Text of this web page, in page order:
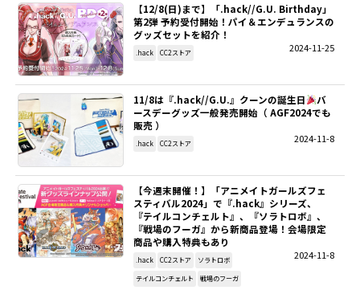
【12/8(日)まで】「.hack//G.U. Birthday」
第2弾 予約受付開始！パイ＆エンデュランスの
グッズセットを紹介！
2024-11-25
.hack CC2ストア
11/8は『.hack//G.U.』クーンの誕生日
バ
ースデーグッズ一般発売開始（ AGF2024でも
販売 ）
2024-11-8
.hack CC2ストア
【今週末開催！】「アニメイトガールズフェ
スティバル2024」で『.hack』シリーズ、
『テイルコンチェルト』、『ソラトロボ』、
『戦場のフーガ』から新商品登場！会場限定
商品や購入特典もあり
2024-11-8
.hack CC2ストア ソラトロボ
テイルコンチェルト 戦場のフーガ